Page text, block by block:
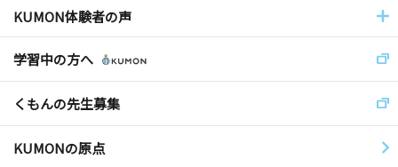
KUMON体験者の声
学習中の方へ
くもんの先生募集
KUMONの原点